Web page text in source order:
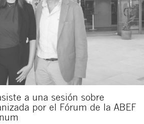
a una sesión sobre
por el Fórum de la ABEF